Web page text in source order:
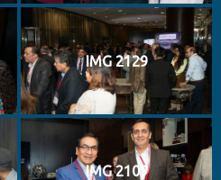
IMG 2129
IMG 2109